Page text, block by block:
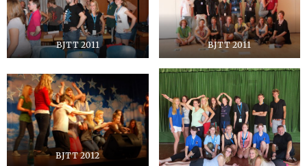
BJTT 2011 BJTT 2011
BJTT 2012